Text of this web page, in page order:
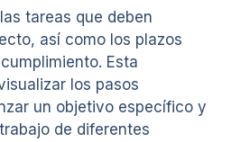
tareas que deben
así como los plazos
Esta
los pasos
un objetivo específico y
de diferentes